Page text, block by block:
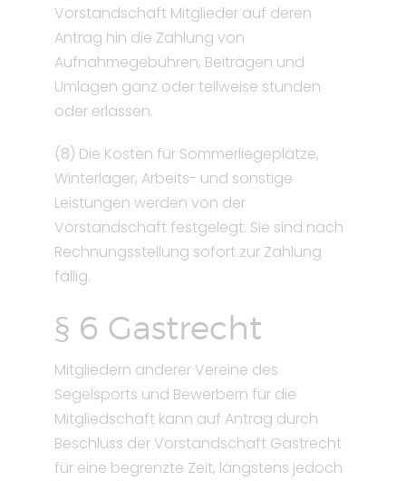
Vorstandschaft Mitglieder auf deren
Antrag hin die Zahlung von
Aufnahmegebühren, Beiträgen und
Umlagen ganz oder teilweise stunden
oder erlassen.
(8) Die Kosten für Sommerliegeplätze,
Winterlager, Arbeits- und sonstige
Leistungen werden von der
Vorstandschaft festgelegt. Sie sind nach
Rechnungsstellung sofort zur Zahlung
fällig.
§ 6 Gastrecht
Mitgliedern anderer Vereine des
Segelsports und Bewerbern für die
Mitgliedschaft kann auf Antrag durch
Beschluss der Vorstandschaft Gastrecht
für eine begrenzte Zeit, längstens jedoch